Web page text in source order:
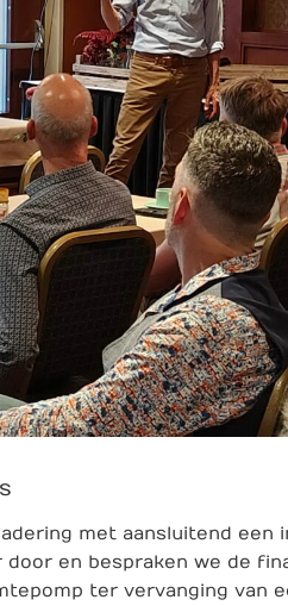
met aansluitend
en bespraken we de
ter vervanging van